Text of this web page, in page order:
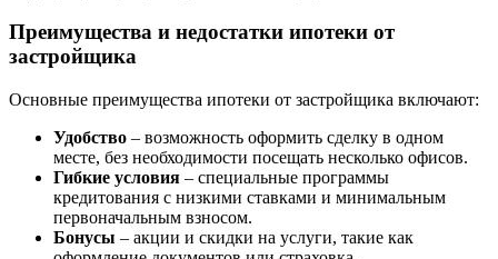
Преимущества и недостатки ипотеки от
застройщика
Основные преимущества ипотеки от застройщика включают:
Удобство – возможность оформить сделку в одном
месте, без необходимости посещать несколько офисов.
Гибкие условия – специальные программы
кредитования с низкими ставками и минимальным
первоначальным взносом.
Бонусы – акции и скидки на услуги, такие как